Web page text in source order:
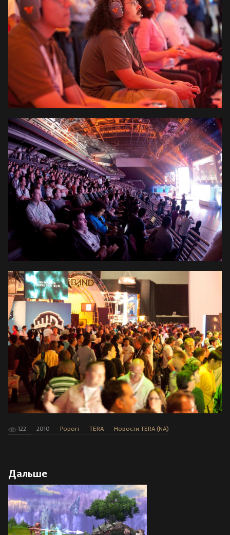
122 2010 Popori TERA Новости TERA (NA)
Дальше